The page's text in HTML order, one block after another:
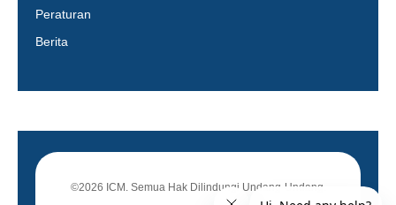
Peraturan
Berita
©2026 ICM. Semua Hak Dilindungi Undang-Undang.